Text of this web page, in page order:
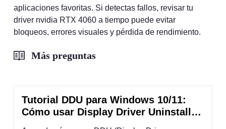
aplicaciones favoritas. Si detectas fallos, revisar tu
driver nvidia RTX 4060 a tiempo puede evitar
bloqueos, errores visuales y pérdida de rendimiento.
Más preguntas
Tutorial DDU para Windows 10/11:
Cómo usar Display Driver Uninstaller